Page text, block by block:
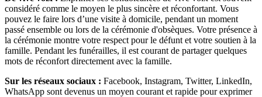
considéré comme le moyen le plus sincère et réconfortant. Vous
pouvez le faire lors d’une visite à domicile, pendant un moment
passé ensemble ou lors de la cérémonie d'obsèques. Votre présence à
la cérémonie montre votre respect pour le défunt et votre soutien à la
famille. Pendant les funérailles, il est courant de partager quelques
mots de réconfort directement avec la famille.
Sur les réseaux sociaux : Facebook, Instagram, Twitter, LinkedIn,
WhatsApp sont devenus un moyen courant et rapide pour exprimer